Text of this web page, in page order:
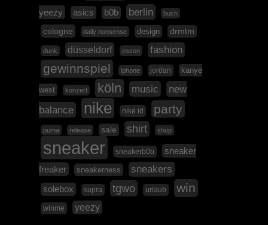
yeezy
asics b0b berlin buch
cologne daily nonsense design drmtm
dunk düsseldorf essen fashion
gewinnspiel iphone jordan kanye
west konzert köln music
new
balance
nike nike id party
puma release sale shirt shop
sneaker sneakerb0b
sneaker
freaker
sneakerness sneakers
solebox supra tgwo urlaub win
winme yeezy